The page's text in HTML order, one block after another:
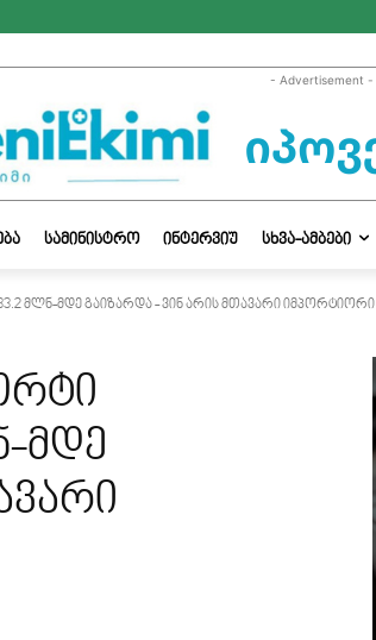
- Advertisement -
ᲡᲐᲛᲘᲜᲘᲡᲢᲠᲝ ᲘᲜᲢᲔᲠᲕᲘᲣ ᲡᲮᲕᲐ-ᲐᲛᲑᲔᲑᲘ
მლნ-მდე გაიზარდა - ვინ არის მთავარი იმპორტიორი
მდე